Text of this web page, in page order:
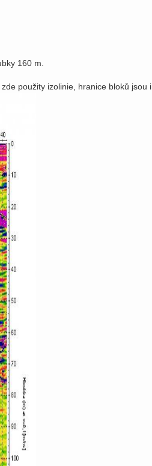
160 m.
použity izolinie, hranice bloků jsou i